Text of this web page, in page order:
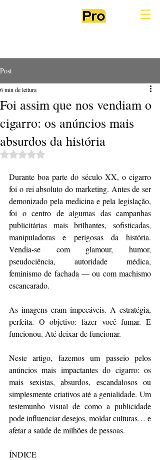
Post
Foi assim que nos vendiam o
cigarro: os anúncios mais
absurdos da história
6 min de leitura
Avaliado com NaN de 5 estrelas.
Durante boa parte do século XX, o cigarro
foi o rei absoluto do marketing. Antes de ser
demonizado pela medicina e pela legislação,
foi o centro de algumas das campanhas
publicitárias mais brilhantes, sofisticadas,
manipuladoras e perigosas da história.
Vendia-se com glamour, humor,
pseudociência, autoridade médica,
feminismo de fachada — ou com machismo
escancarado.
As imagens eram impecáveis. A estratégia,
perfeita. O objetivo: fazer você fumar. E
funcionou. Até deixar de funcionar.
Neste artigo, fazemos um passeio pelos
anúncios mais impactantes do cigarro: os
mais sexistas, absurdos, escandalosos ou
simplesmente criativos até a genialidade. Um
testemunho visual de como a publicidade
pode influenciar desejos, moldar culturas… e
afetar a saúde de milhões de pessoas.
ÍNDICE